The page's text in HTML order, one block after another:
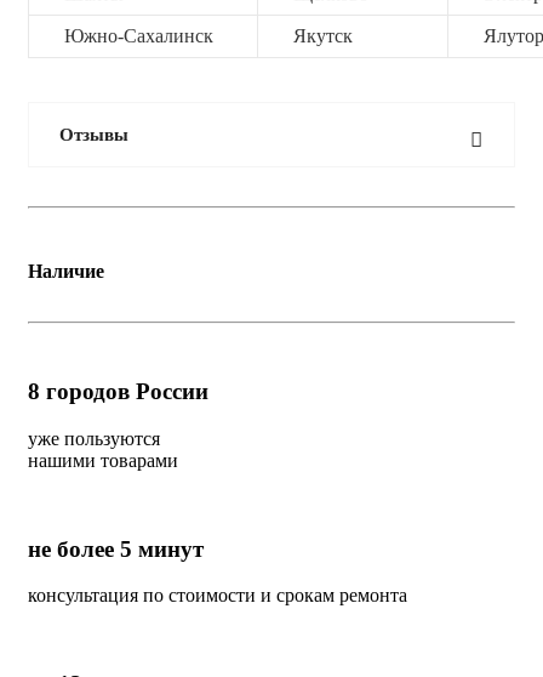
Южно-Сахалинск Якутск
Отзывы
Наличие
8 городов России
уже пользуются
нашими товарами
не более 5 минут
консультация по стоимости и срокам ремонта